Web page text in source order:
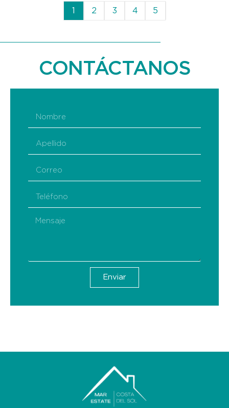
1 2 3 4 5
CONTÁCTANOS
Enviar